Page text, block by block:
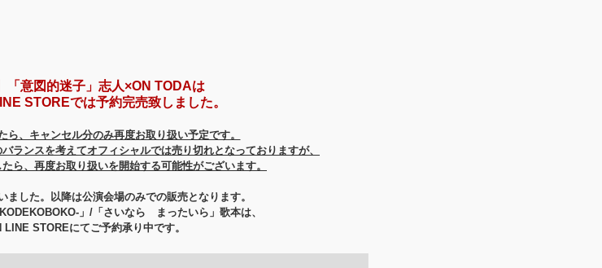
「意図的迷子」志人×ON TODAは
STOREでは予約完売致しました。
、キャンセル分のみ再度お取り扱い予定です。
ランスを考えてオフィシャルでは売り切れとなっておりますが、
ら、再度お取り扱いを開始する可能性がございます。
ました。以降は公演会場のみでの販売となります。
」/「さいなら まったいら」歌本は、
STOREにてご予約承り中です。